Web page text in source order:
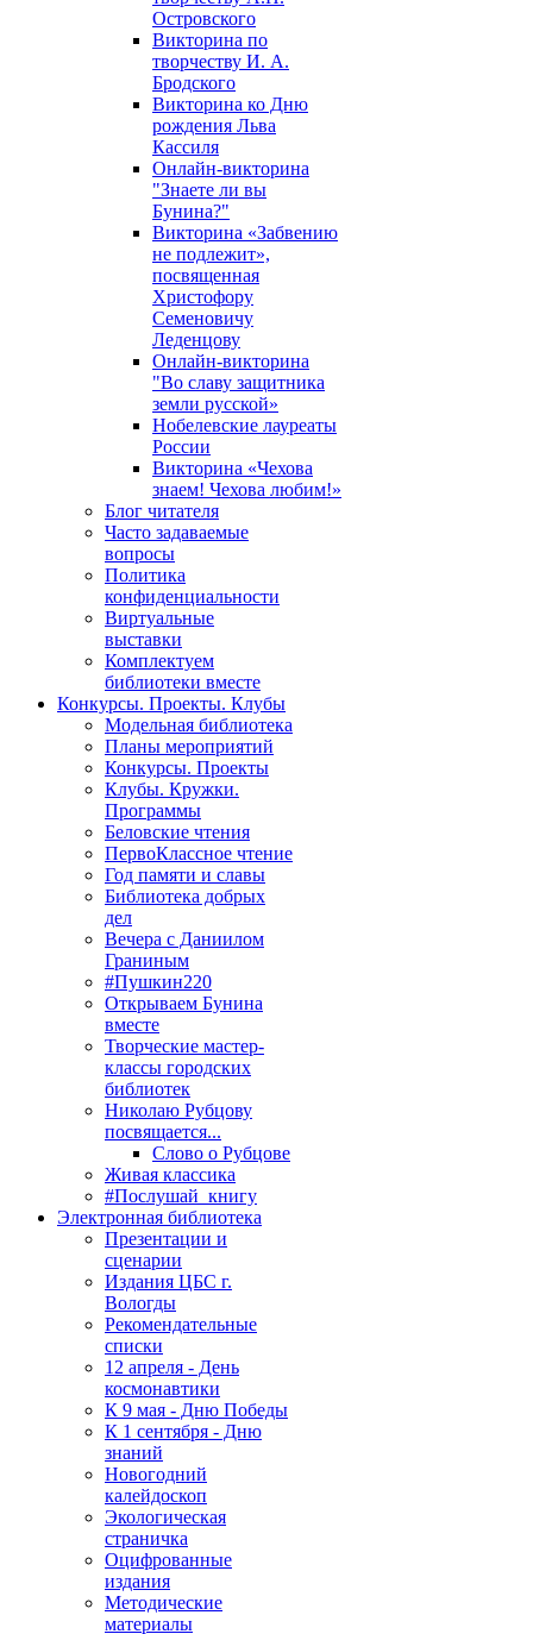
Островского
Викторина по
творчеству И. А.
Бродского
Викторина ко Дню
рождения Льва
Кассиля
Онлайн-викторина
"Знаете ли вы
Бунина?"
Викторина «Забвению
не подлежит»,
посвященная
Христофору
Семеновичу
Леденцову
Онлайн-викторина
"Во славу защитника
земли русской»
Нобелевские лауреаты
России
Викторина «Чехова
знаем! Чехова любим!»
Блог читателя
Часто задаваемые
вопросы
Политика
конфиденциальности
Виртуальные
выставки
Комплектуем
библиотеки вместе
Конкурсы. Проекты. Клубы
Модельная библиотека
Планы мероприятий
Конкурсы. Проекты
Клубы. Кружки.
Программы
Беловские чтения
ПервоКлассное чтение
Год памяти и славы
Библиотека добрых
дел
Вечера с Даниилом
Граниным
#Пушкин220
Открываем Бунина
вместе
Творческие мастер-
классы городских
библиотек
Николаю Рубцову
посвящается...
Слово о Рубцове
Живая классика
#Послушай_книгу
Электронная библиотека
Презентации и
сценарии
Издания ЦБС г.
Вологды
Рекомендательные
списки
12 апреля - День
космонавтики
К 9 мая - Дню Победы
К 1 сентября - Дню
знаний
Новогодний
калейдоскоп
Экологическая
страничка
Оцифрованные
издания
Методические
материалы